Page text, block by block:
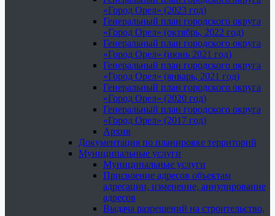
«Город Орел» (2023 год)
Генеральный план городского округа
«Город Орел» (октябрь, 2022 год)
Генеральный план городского округа
«Город Орел» (июнь 2021 год)
Генеральный план городского округа
«Город Орел» (январь, 2021 год)
Генеральный план городского округа
«Город Орел» (2020 год)
Генеральный план городского округа
«Город Орел» (2017 год)
Архив
Документация по планировке территорий
Муниципальные услуги
Муниципальные услуги
Присвоение адресов объектам
адресации, изменение, аннулирование
адресов
Выдача разрешений на строительство,